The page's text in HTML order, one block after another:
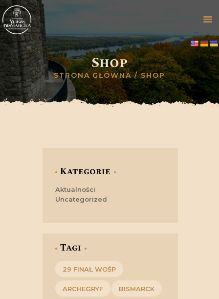
Shop
STRONA GŁÓWNA SHOP
STRONA GŁÓWNA
ZWIEDZANIE
OFERTA
GALERIA
Kategorie
Aktualności
Uncategorized
Tagi
29 FINAŁ WOŚP
ARCHEGRYF BISMARCK